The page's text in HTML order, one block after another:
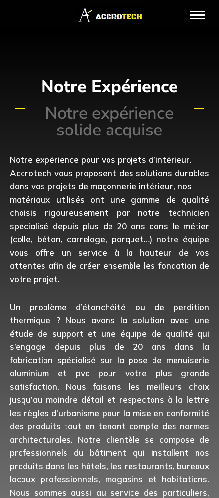
Notre Expérience
Notre expérience
solide acquise
Notre expérience pour vos projets d’intérieur.
Accrotech vous proposent des solutions durables
dans vos projets de maçonnerie intérieur, nos
matériaux utilisés ont une gamme de qualité
choisis rigoureusement par notre technicien
spécialisé depuis plus de 20 ans dans le métier
(colle, béton, carrelage, parquet…) notre équipe
vous offre un service à la hauteur de vos
attentes afin de créer ensemble les fondation de
votre projet.
Un problème d’étanchéité ou de perdition
thermique ? Nous avons la solution avec une
étude de support et une équipe de qualité qui
s’engage depuis plus de 20 ans dans la
fabrication spécialisé sur la pose de menuiserie
aluminium et pvc pour votre plus grande
satisfaction. Nous faisons les meilleurs choix
jusqu’au moindre détail et respectons à la lettre
les règles d’urbanisme pour la mise en conformité
des produits tout en tenant compte des normes
architecturales. Notre clientèle se compose de
professionnels du bâtiment qui installent nos
produits dans les hôtels, les restaurants, bureaux
locaux professionnels, magasins et habitations.
Nous sommes aussi au service des particuliers,